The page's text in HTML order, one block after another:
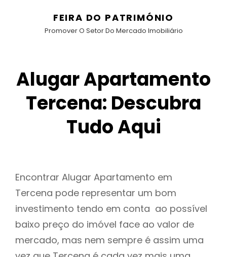
FEIRA DO PATRIMÓNIO
Promover O Setor Do Mercado Imobiliário
Alugar Apartamento
Tercena: Descubra
Tudo Aqui
Encontrar Alugar Apartamento em
Tercena pode representar um bom
investimento tendo em conta ao possível
baixo preço do imóvel face ao valor de
mercado, mas nem sempre é assim uma